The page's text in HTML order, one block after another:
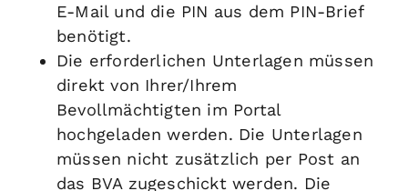
E-Mail und die PIN aus dem PIN-Brief
benötigt.
Die erforderlichen Unterlagen müssen
direkt von Ihrer/Ihrem
Bevollmächtigten im Portal
hochgeladen werden. Die Unterlagen
müssen nicht zusätzlich per Post an
das BVA zugeschickt werden. Die